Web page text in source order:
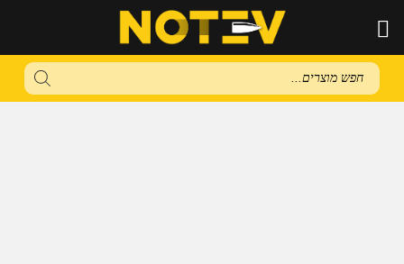
Products
search